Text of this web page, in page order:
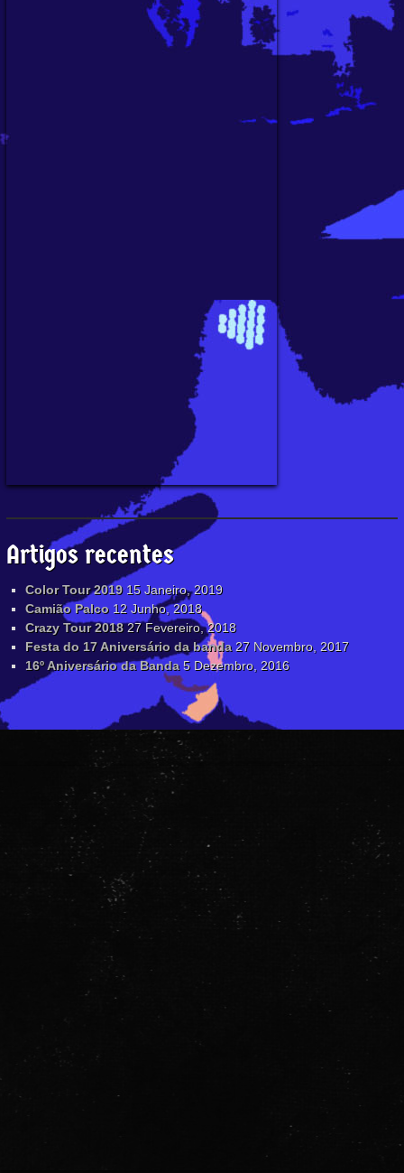
Artigos recentes
Color Tour 2019 15 Janeiro, 2019
Camião Palco 12 Junho, 2018
Crazy Tour 2018 27 Fevereiro, 2018
Festa do 17 Aniversário da banda 27 Novembro, 2017
16º Aniversário da Banda 5 Dezembro, 2016